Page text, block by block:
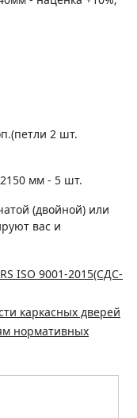
2 шт.
мм - 5 шт.
(двойной) или
вас и
ISO 9001-2015(СДС-
каркасных дверей
нормативных